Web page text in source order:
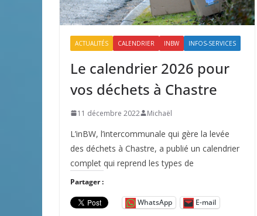
ACTUALITÉS CALENDRIER INBW INFOS-SERVICES
Le calendrier 2026 pour
vos déchets à Chastre
11 décembre 2022 Michaël
L’inBW, l’intercommunale qui gère la levée
des déchets à Chastre, a publié un calendrier
complet qui reprend les types de
Partager :
WhatsApp E-mail